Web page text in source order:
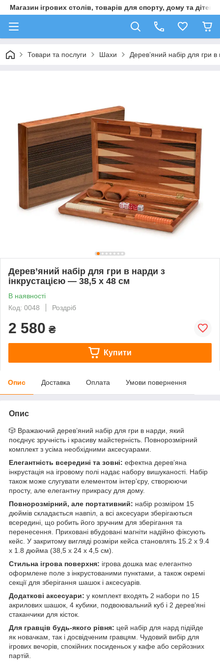
Магазин ігрових столів, товарів для спорту, дому та дітей
Товари та послуги Шахи Дерев’яний набір для гри
Дерев’яний набір для гри в нарди з
інкрустацією — 38,5 x 48 см
В наявності
Код: 0048
Роздріб
2 580 ₴
Купити
Опис Доставка Оплата Умови повернення
Опис
🎲 Вражаючий дерев’яний набір для гри в нарди, який
поєднує зручність і красиву майстерність. Повнорозмірний
комплект з усіма необхідними аксесуарами.
Елегантність всередині та зовні: ефектна дерев’яна
інкрустація на ігровому полі надає набору вишуканості. Набір
також може слугувати елементом інтер’єру, створюючи
просту, але елегантну прикрасу для дому.
Повнорозмірний, але портативний: набір розміром 15
дюймів складається навпіл, а всі аксесуари зберігаються
всередині, що робить його зручним для зберігання та
перенесення. Приховані вбудовані магніти надійно фіксують
кейс. У закритому вигляді розміри кейса становлять 15.2 x 9.4
x 1.8 дюйма (38,5 x 24 x 4,5 см).
Стильна ігрова поверхня: ігрова дошка має елегантно
оформлене поле з інкрустованими пунктами, а також окремі
секції для зберігання шашок і аксесуарів.
Додаткові аксесуари: у комплект входять 2 набори по 15
акрилових шашок, 4 кубики, подвоювальний куб і 2 дерев’яні
стаканчики для кісток.
Для гравців будь-якого рівня: цей набір для нард підійде
як новачкам, так і досвідченим гравцям. Чудовий вибір для
ігрових вечорів, спокійних посиденьок у кафе або серйозних
партій.